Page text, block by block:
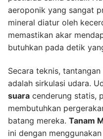
aeroponik yang sangat
mineral diatur oleh
memastikan akar
butuhkan pada detik
Secara teknis,
adalah sirkulasi udara.
suara cenderung statis,
membutuhkan
batang mereka. Tanam
ini dengan